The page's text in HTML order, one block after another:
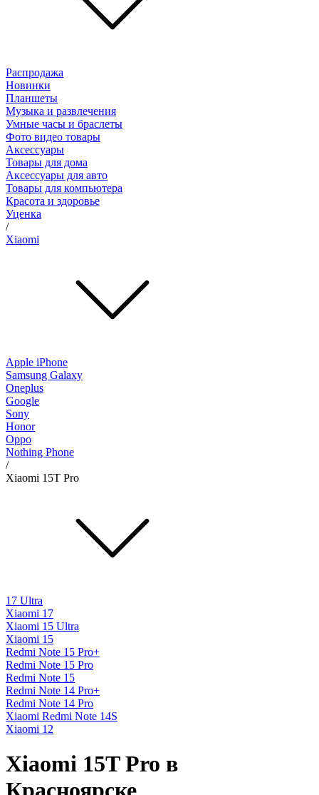
Распродажа
Новинки
Планшеты
Музыка и развлечения
Умные часы и браслеты
Фото видео товары
Аксессуары
Товары для дома
Аксессуары для авто
Товары для компьютера
Красота и здоровье
Уценка
/
Xiaomi
Apple iPhone
Samsung Galaxy
Oneplus
Google
Sony
Honor
Oppo
Nothing Phone
/
Xiaomi 15T Pro
17 Ultra
Xiaomi 17
Xiaomi 15 Ultra
Xiaomi 15
Redmi Note 15 Pro+
Redmi Note 15 Pro
Redmi Note 15
Redmi Note 14 Pro+
Redmi Note 14 Pro
Xiaomi Redmi Note 14S
Xiaomi 12
Xiaomi 15T Pro в